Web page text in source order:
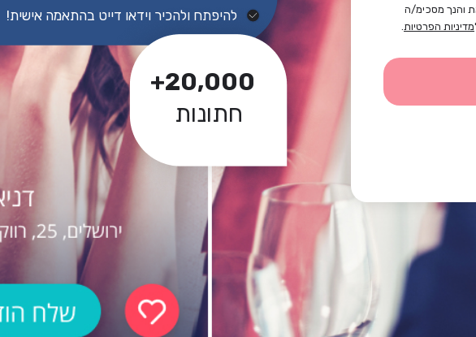
להיפתח ולהכיר וידאו דייט בהתאמה אישית!
20,000+
חתונות
והנך מסכימ/ה
מדיניות הפרטיות.